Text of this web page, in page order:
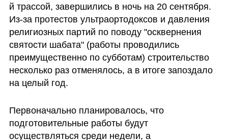
й трассой, завершились в ночь на 20 сентября.
Из-за протестов ультраортодоксов и давления
религиозных партий по поводу "осквернения
святости шабата" (работы проводились
преимущественно по субботам) строительство
несколько раз отменялось, а в итоге запоздало
на целый год.
Первоначально планировалось, что
подготовительные работы будут
осуществляться среди недели, а